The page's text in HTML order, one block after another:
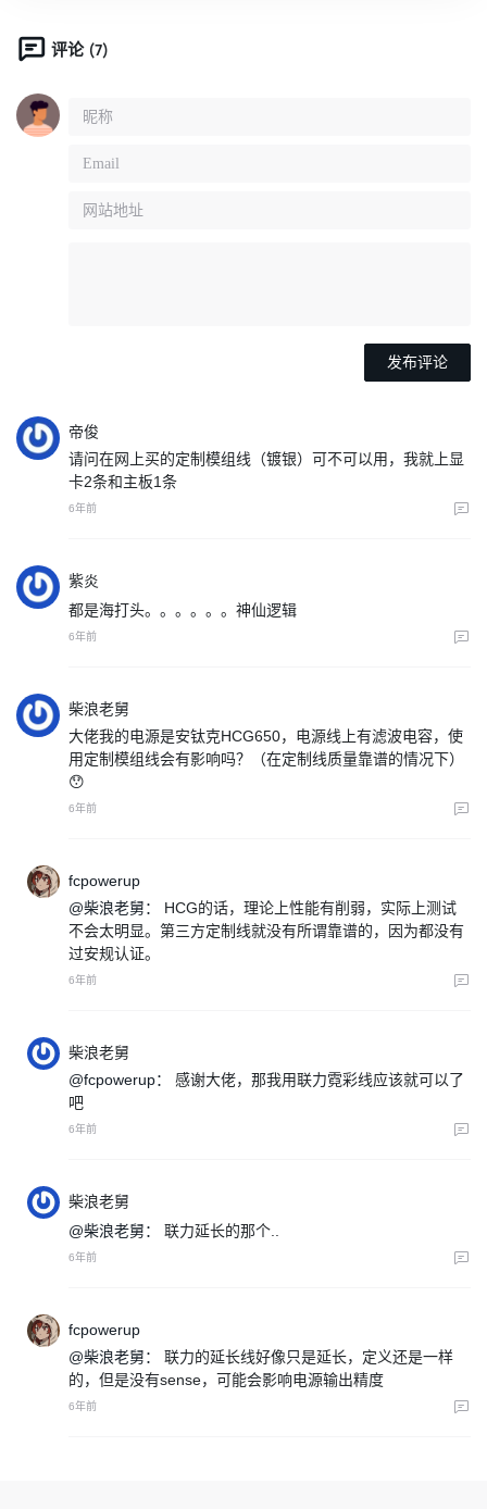
评论 (7)
帝俊
请问在网上买的定制模组线（镀银）可不可以用，我就上显
卡2条和主板1条
6年前
紫炎
都是海打头。。。。。。神仙逻辑
6年前
柴浪老舅
大佬我的电源是安钛克HCG650，电源线上有滤波电容，使
用定制模组线会有影响吗？（在定制线质量靠谱的情况下）
😯
6年前
fcpowerup
@柴浪老舅：
HCG的话，理论上性能有削弱，实际上测试
不会太明显。第三方定制线就没有所谓靠谱的，因为都没有
过安规认证。
6年前
柴浪老舅
@fcpowerup：
感谢大佬，那我用联力霓彩线应该就可以了
吧
6年前
柴浪老舅
@柴浪老舅：
联力延长的那个..
6年前
fcpowerup
@柴浪老舅：
联力的延长线好像只是延长，定义还是一样
的，但是没有sense，可能会影响电源输出精度
6年前